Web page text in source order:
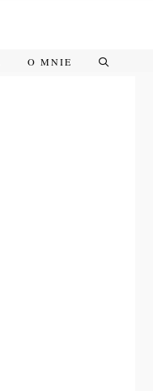
O MNIE